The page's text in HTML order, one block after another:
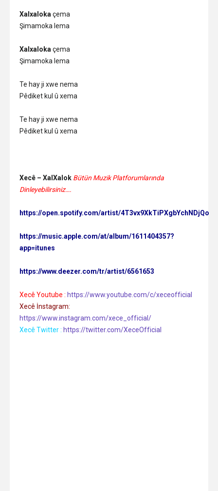
Xalxalokaçema
Şimamoka lema
Xalxalokaçema
Şimamoka lema
Te hay ji xwe nema
Pêdiket kul û xema
Te hay ji xwe nema
Pêdiket kul û xema
Xecê – XalXalok Bütün Muzik Platforumlarında
Dinleyebilirsiniz….
https://open.spotify.com/artist/4T3vx9XkTiPXgbYchNDjQo
https://music.apple.com/at/album/1611404357?
app=itunes
https://www.deezer.com/tr/artist/6561653
Xecê Youtube : https://www.youtube.com/c/xeceofficial
Xecê İnstagram:
https://www.instagram.com/xece_official/
Xecê Twitter : https://twitter.com/XeceOfficial